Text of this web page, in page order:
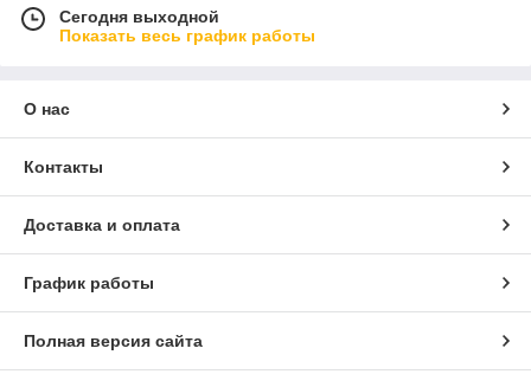
Сегодня выходной
Показать весь график работы
О нас
Контакты
Доставка и оплата
График работы
Полная версия сайта